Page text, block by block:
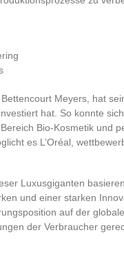
Meyers, hat
hat. So konnte
Bio-Kosmetik und
es L’Oréal,
Luxusgiganten
und einer starken
auf der
der Verbraucher